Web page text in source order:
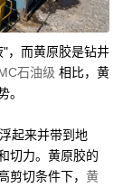
，而黄原胶是钻井
石油级 相比，黄
。
起来并带到地
切力。黄原胶的
剪切条件下， 黄